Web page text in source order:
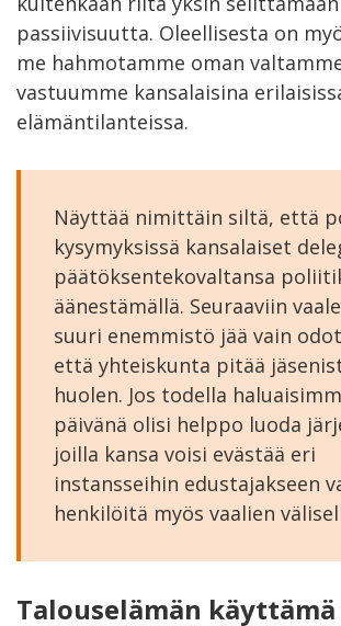
passiivisuutta. Oleellisesta on
me hahmotamme oman
vastuumme kansalaisina
elämäntilanteissa.
Näyttää nimittäin siltä, että
kysymyksissä kansalaiset
päätöksentekovaltansa
äänestämällä. Seuraaviin
suuri enemmistö jää vain
että yhteiskunta pitää
huolen. Jos todella
päivänä olisi helppo luoda
joilla kansa voisi evästää eri
instansseihin edustajakseen
henkilöitä myös vaalien
Talouselämän